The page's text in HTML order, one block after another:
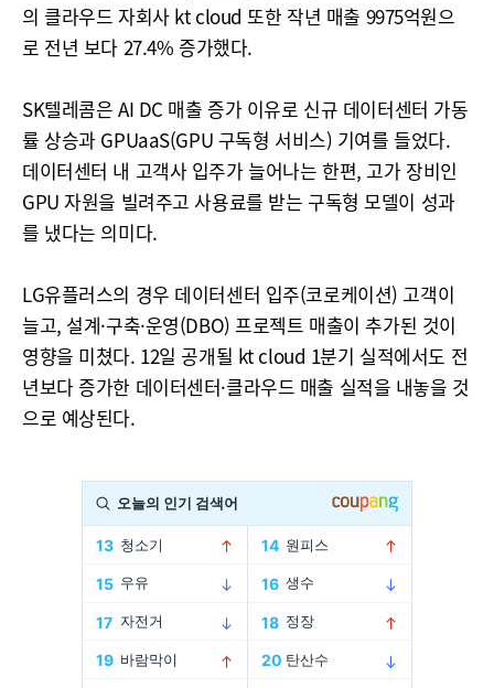
의 클라우드 자회사 kt cloud 또한 작년 매출 9975억원으
로 전년 보다 27.4% 증가했다.
SK텔레콤은 AI DC 매출 증가 이유로 신규 데이터센터 가동
률 상승과 GPUaaS(GPU 구독형 서비스) 기여를 들었다.
데이터센터 내 고객사 입주가 늘어나는 한편, 고가 장비인
GPU 자원을 빌려주고 사용료를 받는 구독형 모델이 성과
를 냈다는 의미다.
LG유플러스의 경우 데이터센터 입주(코로케이션) 고객이
늘고, 설계·구축·운영(DBO) 프로젝트 매출이 추가된 것이
영향을 미쳤다. 12일 공개될 kt cloud 1분기 실적에서도 전
년보다 증가한 데이터센터·클라우드 매출 실적을 내놓을 것
으로 예상된다.